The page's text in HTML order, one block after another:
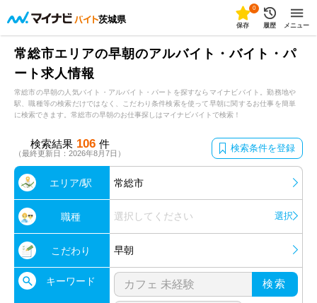
茨城県
0
保存 履歴 メニュー
常総市エリアの早朝のアルバイト・バイト・パ
ート求人情報
常総市の早朝の人気バイト・アルバイト・パートを探すならマイナビバイト。勤務地や
駅、職種等の検索だけではなく、こだわり条件検索を使って早朝に関するお仕事を簡単
に検索できます。常総市の早朝のお仕事探しはマイナビバイトで検索！
検索結果 106 件
（最終更新日：2026年8月7日） 検索条件を登録
エリア/駅 常総市
職種 選択してください 選択
こだわり 早朝
キーワード 検索